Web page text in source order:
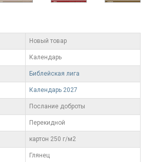
Новый товар
Календарь
Библейская лига
Календарь 2027
Послание доброты
Перекидной
картон 250 г/м2
Глянец